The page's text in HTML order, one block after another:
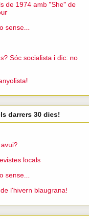
de 1974 amb "She" de
sense...
Sóc socialista i dic: no
darrers 30 dies!
locals
sense...
l'hivern blaugrana!